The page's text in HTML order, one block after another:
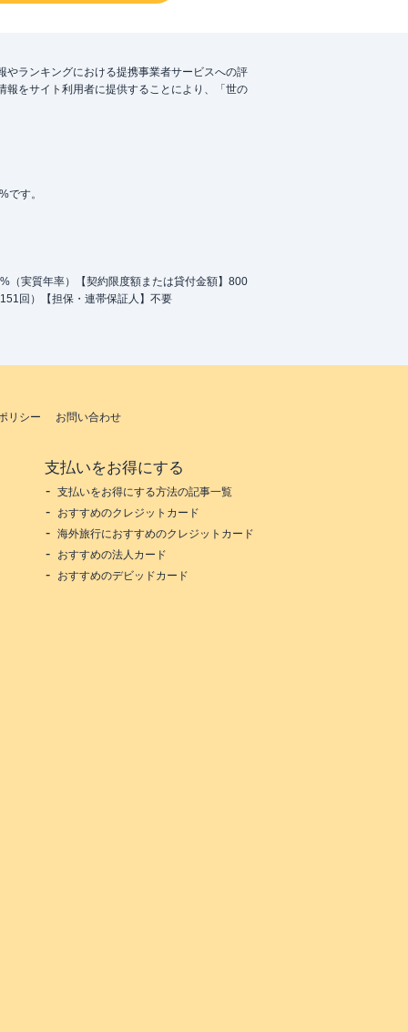
ランキングにおける提携事業者サービスへの評
をサイト利用者に提供することにより、「世の
です。
（実質年率）【契約限度額または貸付金額】800
回）【担保・連帯保証人】不要
リシー お問い合わせ
支払いをお得にする
支払いをお得にする方法の記事一覧
おすすめのクレジットカード
海外旅行におすすめのクレジットカード
おすすめの法人カード
おすすめのデビッドカード